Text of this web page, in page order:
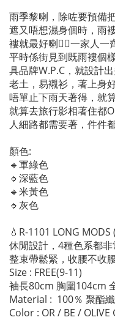
雨季黎喇，除咗要預備
遮又唔想濕身個時，雨
褸就最好喇👍🏻一家人
平時係街見到既雨褸個
具品牌W.P.C，就設計
老土，易襯衫，著上身
唔單止下雨天著得，就
就算去旅行影相著住都
人細路都需要著，件件
顏色:
🔹軍綠色
🔹深藍色
🔹米黃色
🔹灰色
💧R-1101 LONG
休閒設計，4種色系都
整束帶鬆緊，收腰不收
Size : FREE(9-11)
袖長80cm 胸圍104cm
Material : 100％ 聚酯
Color : OR / BE / OLIVE